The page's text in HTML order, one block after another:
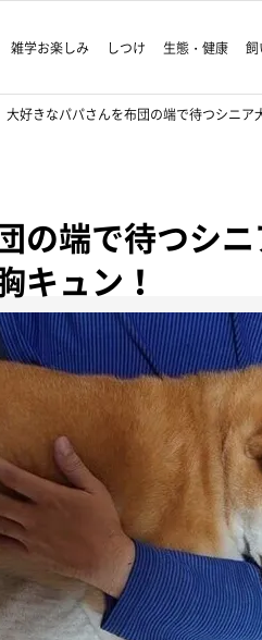
雑学お楽しみ しつけ 生態・健康 飼
大好きなパパさんを布団の端で待つシニ
の端で待つシ
キュン！